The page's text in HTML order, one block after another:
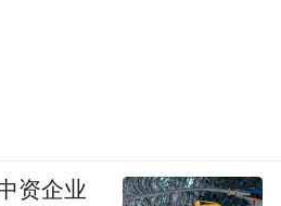
资企业